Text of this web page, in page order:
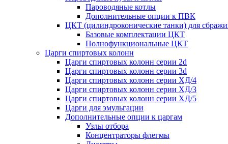
Пароводяные котлы
Дополнительные опции к ПВК
ЦКТ (цилиндроконические танки) для
Базовые комплектации ЦКТ
Полнофункциональные ЦКТ
Царги спиртовых колонн
Царги спиртовых колонн серии 2d
Царги спиртовых колонн серии 3d
Царги спиртовых колонн серии ХД/4
Царги спиртовых колонн серии ХД/3
Царги спиртовых колонн серии ХД/5
Царги для эмульгации
Дополнительные опции к царгам
Узлы отбора
Концентраторы флегмы